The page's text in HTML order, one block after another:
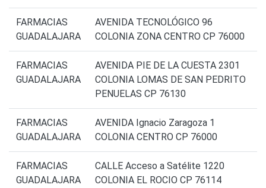
FARMACIAS
GUADALAJARA
AVENIDA TECNOLÓGICO 96
COLONIA ZONA CENTRO CP 76000
FARMACIAS
GUADALAJARA
AVENIDA PIE DE LA CUESTA 2301
COLONIA LOMAS DE SAN PEDRITO
PENUELAS CP 76130
FARMACIAS
GUADALAJARA
AVENIDA Ignacio Zaragoza 1
COLONIA CENTRO CP 76000
FARMACIAS
GUADALAJARA
CALLE Acceso a Satélite 1220
COLONIA EL ROCIO CP 76114